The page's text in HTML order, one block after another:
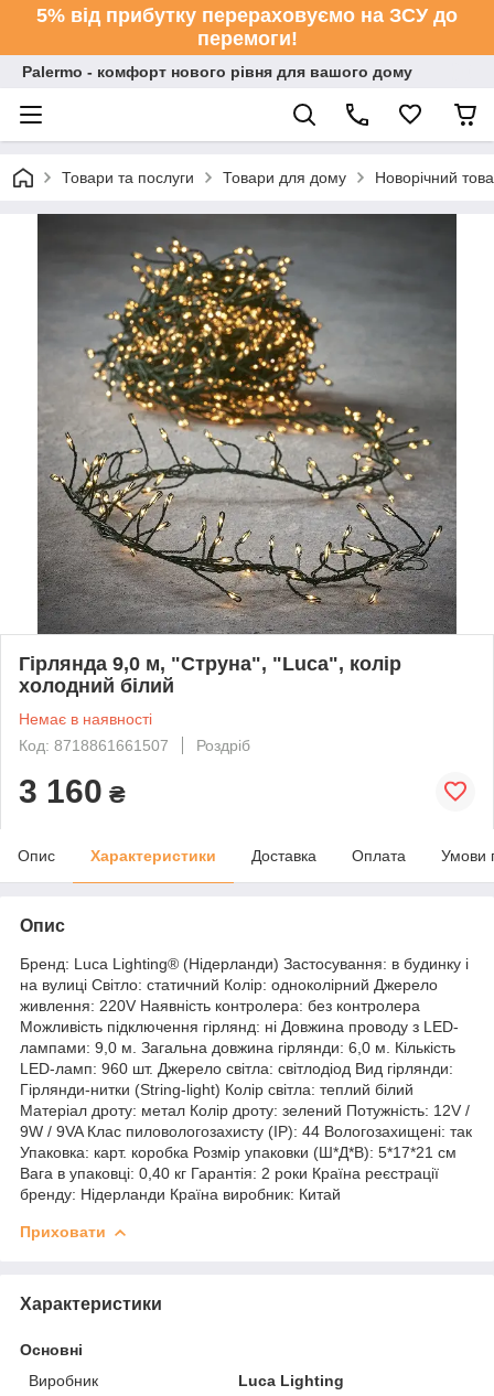
5% від прибутку перераховуємо на ЗСУ до
перемоги!
Palermo - комфорт нового рівня для вашого дому
Товари та послуги Товари для дому Новорічний
Гірлянда 9,0 м, "Струна", "Luca", колір
холодний білий
Немає в наявності
Код: 8718861661507
Роздріб
3 160 ₴
Опис Характеристики Доставка Оплата Умови
Опис
Бренд: Luca Lighting® (Нідерланди) Застосування: в будинку і
на вулиці Світло: статичний Колір: одноколірний Джерело
живлення: 220V Наявність контролера: без контролера
Можливість підключення гірлянд: ні Довжина проводу з LED-
лампами: 9,0 м. Загальна довжина гірлянди: 6,0 м. Кількість
LED-ламп: 960 шт. Джерело світла: світлодіод Вид гірлянди:
Гірлянди-нитки (String-light) Колір світла: теплий білий
Матеріал дроту: метал Колір дроту: зелений Потужність: 12V /
9W / 9VA Клас пиловологозахисту (IP): 44 Вологозахищені: так
Упаковка: карт. коробка Розмір упаковки (Ш*Д*В): 5*17*21 см
Вага в упаковці: 0,40 кг Гарантія: 2 роки Країна реєстрації
бренду: Нідерланди Країна виробник: Китай
Приховати
Характеристики
Основні
Виробник
Luca Lighting